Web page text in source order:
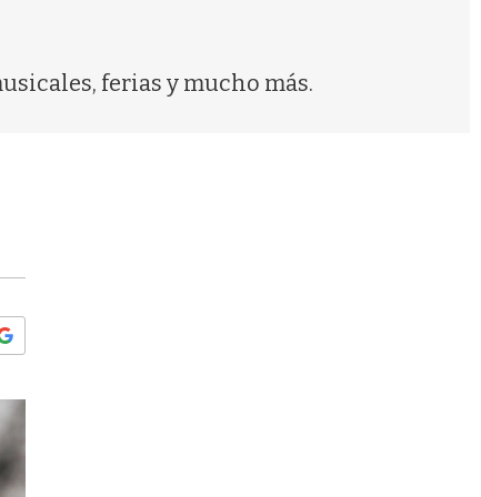
ferias y mucho más.